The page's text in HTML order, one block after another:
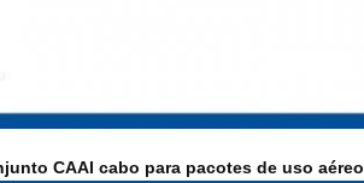
CAAI cabo para pacotes de uso aéreo